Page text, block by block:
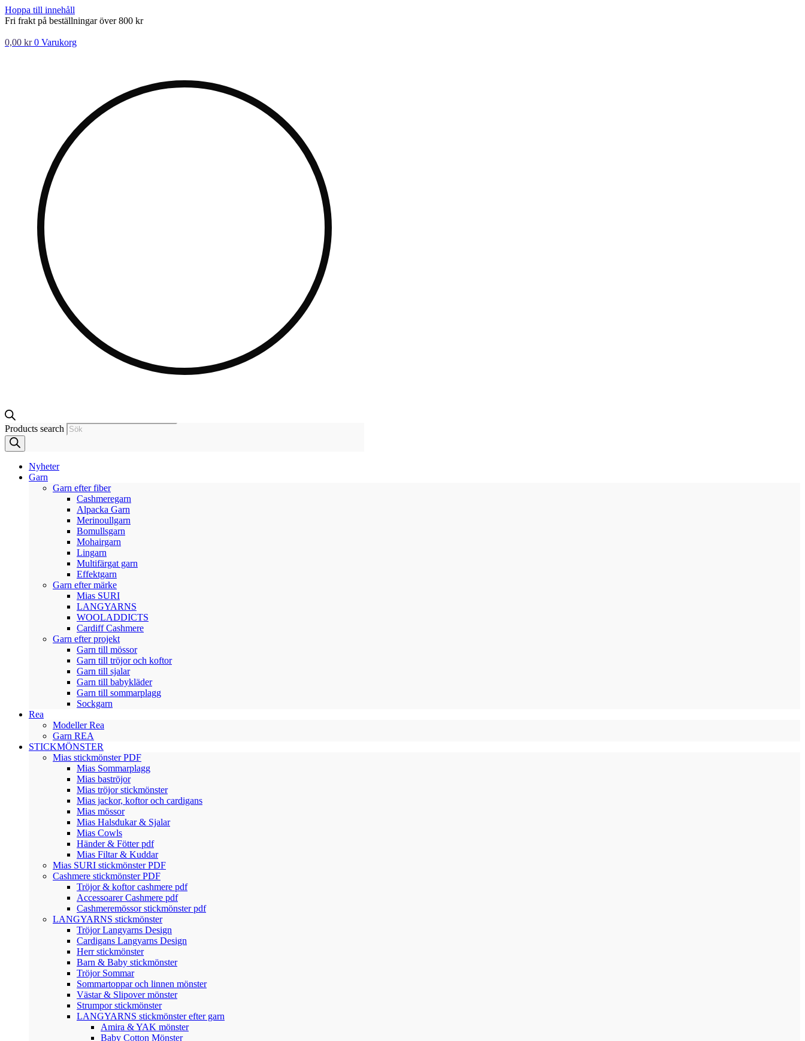
Hoppa till innehåll
Fri frakt på beställningar över 800 kr
0,00 kr 0 Varukorg
Products search
Nyheter
Garn
Garn efter fiber
Cashmeregarn
Alpacka Garn
Merinoullgarn
Bomullsgarn
Mohairgarn
Lingarn
Multifärgat garn
Effektgarn
Garn efter märke
Mias SURI
LANGYARNS
WOOLADDICTS
Cardiff Cashmere
Garn efter projekt
Garn till mössor
Garn till tröjor och koftor
Garn till sjalar
Garn till babykläder
Garn till sommarplagg
Sockgarn
Rea
Modeller Rea
Garn REA
STICKMÖNSTER
Mias stickmönster PDF
Mias Sommarplagg
Mias baströjor
Mias tröjor stickmönster
Mias jackor, koftor och cardigans
Mias mössor
Mias Halsdukar & Sjalar
Mias Cowls
Händer & Fötter pdf
Mias Filtar & Kuddar
Mias SURI stickmönster PDF
Cashmere stickmönster PDF
Tröjor & koftor cashmere pdf
Accessoarer Cashmere pdf
Cashmeremössor stickmönster pdf
LANGYARNS stickmönster
Tröjor Langyarns Design
Cardigans Langyarns Design
Herr stickmönster
Barn & Baby stickmönster
Tröjor Sommar
Sommartoppar och linnen mönster
Västar & Slipover mönster
Strumpor stickmönster
LANGYARNS stickmönster efter garn
Amira & YAK mönster
Baby Cotton Mönster